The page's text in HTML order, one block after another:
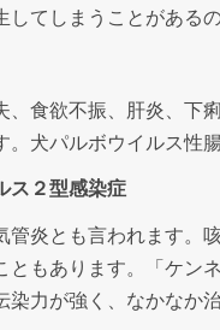
してしまうことがある
、食欲不振、肝炎、下
。犬パルボウイルス性
ス２型感染症
管炎とも言われます。
ともあります。「ケン
染力が強く、なかなか